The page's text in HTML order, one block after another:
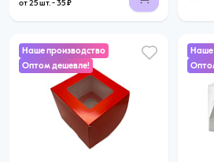
от 25 шт. - 35 ₽
Наше производство
Оптом дешевле!
42 ₽
35 ₽ за шт. при заказе от 50 шт.
Купить оптом
Наше
33 ₽ за шт. при заказе от 50 шт.